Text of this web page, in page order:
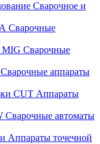
Сварочное и
Сварочные
Сварочные
Сварочные аппараты
Аппараты
Сварочные автоматы
Аппараты точечной